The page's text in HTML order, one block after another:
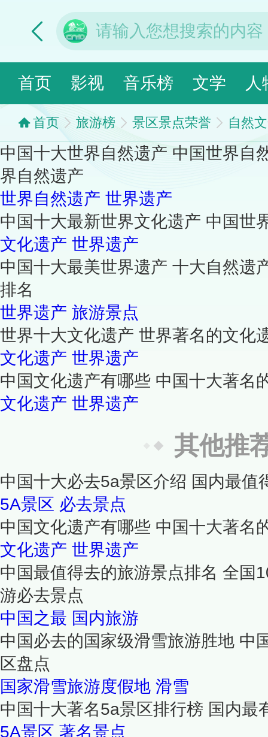
首页 影视 音乐榜 文学 人
首页 旅游榜 景区景点荣誉 自然
中国十大世界自然遗产 中国世界自
界自然遗产
世界自然遗产 世界遗产
中国十大最新世界文化遗产 中国世
文化遗产 世界遗产
中国十大最美世界遗产 十大自然遗
排名
世界遗产 旅游景点
世界十大文化遗产 世界著名的文化
文化遗产 世界遗产
中国文化遗产有哪些 中国十大著名
文化遗产 世界遗产
其他推
中国十大必去5a景区介绍 国内最值
5A景区 必去景点
中国文化遗产有哪些 中国十大著名
文化遗产 世界遗产
中国最值得去的旅游景点排名 全国
游必去景点
中国之最 国内旅游
中国必去的国家级滑雪旅游胜地 中
区盘点
国家滑雪旅游度假地 滑雪
中国十大著名5a景区排行榜 国内最
5A景区 著名景点